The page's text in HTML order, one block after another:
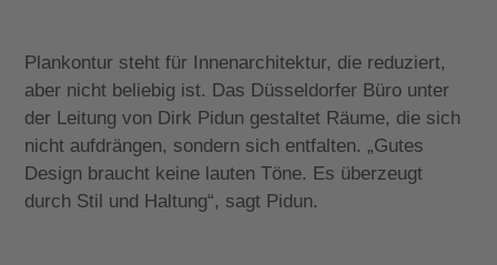
Plankontur steht für Innenarchitektur, die reduziert,
aber nicht beliebig ist. Das Düsseldorfer Büro unter
der Leitung von Dirk Pidun gestaltet Räume, die sich
nicht aufdrängen, sondern sich entfalten. „Gutes
Design braucht keine lauten Töne. Es überzeugt
durch Stil und Haltung“, sagt Pidun.